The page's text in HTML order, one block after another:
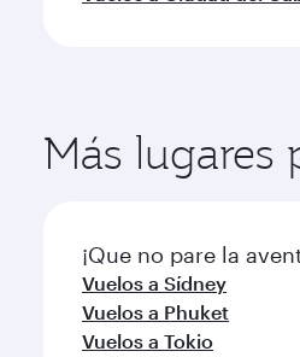
Más lugares
¡Que no pare la
Vuelos a Sídney
Vuelos a Phuket
Vuelos a Tokio